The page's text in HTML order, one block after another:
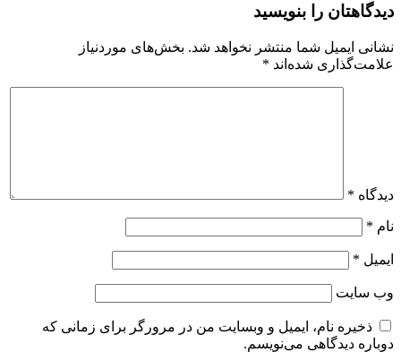
دیدگاهتان را بنویسید
نشانی ایمیل شما منتشر نخواهد شد. بخش‌های موردنیاز
علامت‌گذاری شده‌اند *
دیدگاه *
نام *
ایمیل *
وب‌ سایت
ذخیره نام، ایمیل و وبسایت من در مرورگر برای زمانی که
دوباره دیدگاهی می‌نویسم.